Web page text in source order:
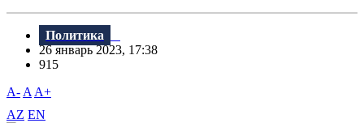
Политика
26 январь 2023, 17:38
915
A- A A+
AZ EN